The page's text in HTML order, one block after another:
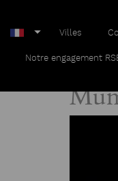
Villes
Notre engagement